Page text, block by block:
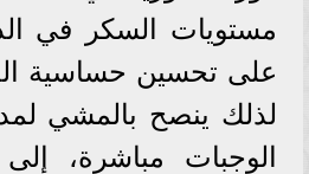
مستويات السكر في
على تحسين حساسية
الوجبات مباشرة،